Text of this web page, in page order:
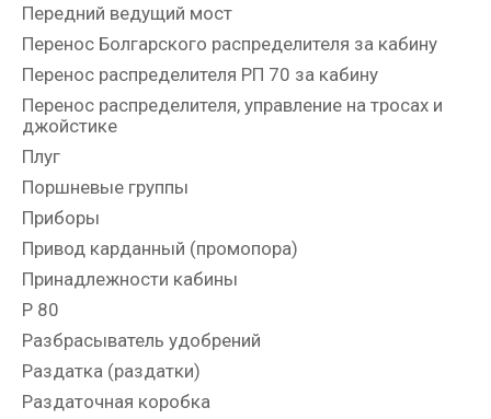
Передний ведущий мост
Перенос Болгарского распределителя за кабину
Перенос распределителя РП 70 за кабину
Перенос распределителя, управление на тросах и
джойстике
Плуг
Поршневые группы
Приборы
Привод карданный (промопора)
Принадлежности кабины
Р 80
Разбрасыватель удобрений
Раздатка (раздатки)
Раздаточная коробка